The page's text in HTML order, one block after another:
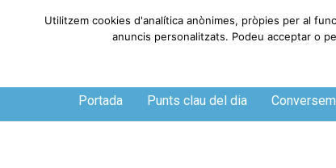
Divendres, 7 de agosto de 2026
Portada Punts clau del dia Conversem
Utilitzem cookies d'analítica anònimes, pròpies per al
anuncis personalitzats. Podeu acceptar o